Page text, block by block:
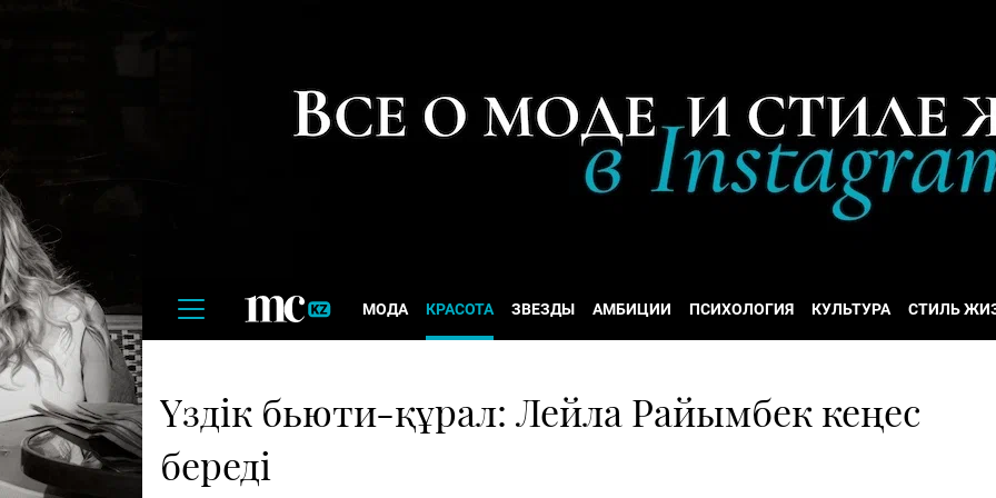
МОДА КРАСОТА ЗВЕЗДЫ АМБИЦИИ ПСИХОЛОГИЯ КУЛЬТУРА СТИЛЬ
Үздік бьюти-құрал: Лейла Райымбек кеңес
береді